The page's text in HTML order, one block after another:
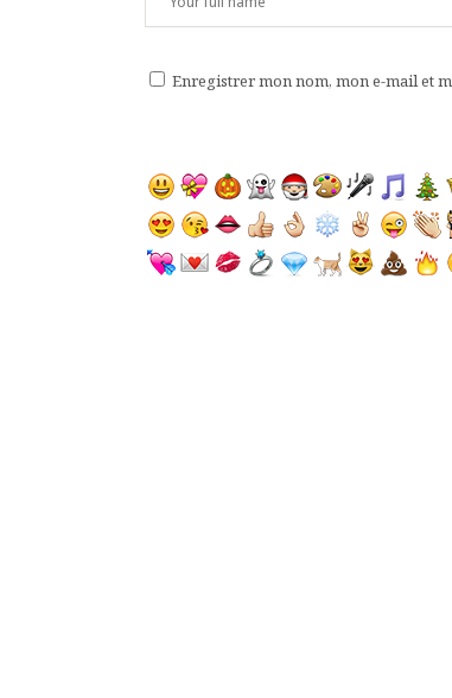
Enregistrer mon nom, mon e-mail et